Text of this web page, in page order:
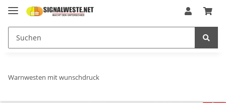
Warnwesten mit wunschdruck